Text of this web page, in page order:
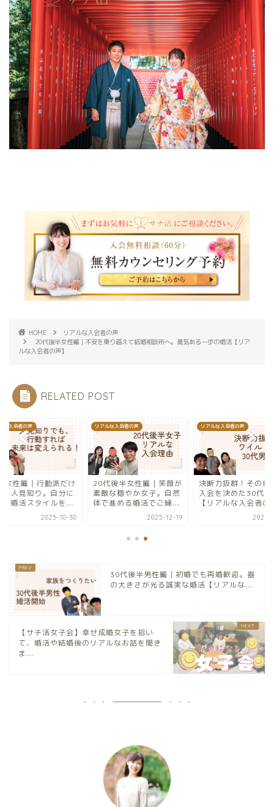
HOME
リアルな入会者の声
20代後半女性編｜不安を乗り越えて結婚相談所へ。勇気ある一歩の婚活【リア
ルな入会者の声】
RELATED POST
な入会者の声
後半女性編｜笑顔が
な穏やか女子。自然
進める婚活でご縁...
2025-12-19
リアルな入会者の声
決断力抜群！その場で即
入会を決めた30代男性
【リアルな入会者の声】
2025-09-16
リアルな入会者の声
30代女性編｜行動派
ど少し人見知り。自
合った婚活スタイル
2025-
30代後半男性編｜初婚でも再婚歓迎。器
の大きさが光る誠実な婚活【リアルな...
【サチ活女子会】幸せ成婚女子を招い
て、婚活や結婚後のリアルなお話を聞き
ま...